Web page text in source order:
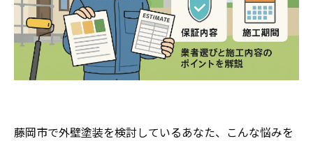
藤岡市で外壁塗装を検討しているあなた、こんな悩みを